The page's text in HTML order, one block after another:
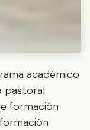
académico
pastoral
formación